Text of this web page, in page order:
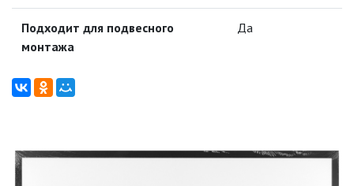
Подходит для подвесного
монтажа
Да